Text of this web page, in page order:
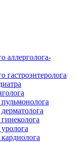
аллерголога-
гастроэнтеролога